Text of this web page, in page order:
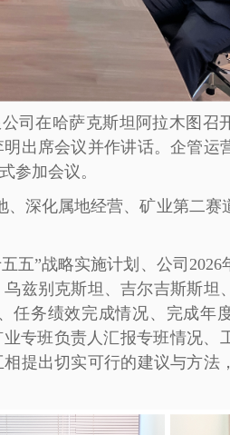
司在哈萨克斯坦阿拉木图召
出席会议并作讲话。企管运
参加会议。
深化属地经营、矿业第二赛
五”战略实施计划、公司2026
兹别克斯坦、吉尔吉斯斯坦
任务绩效完成情况、完成年
专班负责人汇报专班情况、
提出切实可行的建议与方法